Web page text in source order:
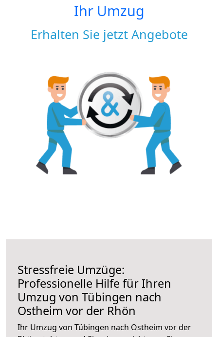
Ihr Umzug
Erhalten Sie jetzt Angebote
Stressfreie Umzüge:
Professionelle Hilfe für Ihren
Umzug von Tübingen nach
Ostheim vor der Rhön
Ihr Umzug von Tübingen nach Ostheim vor der